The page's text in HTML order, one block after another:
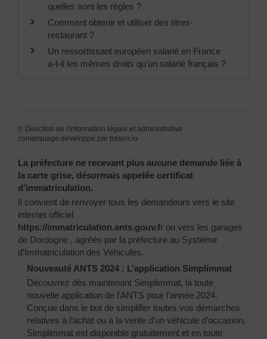
quelles sont les règles ?
Comment obtenir et utiliser des titres-
restaurant ?
Un ressortissant européen salarié en France
a-t-il les mêmes droits qu'un salarié français ?
© Direction de l'information légale et administrative
comarquage developpé par baseo.io
La préfecture ne recevant plus aucune demande liée à
la carte grise, désormais appelée certificat
d’immatriculation.
Il convient de renvoyer tous les demandeurs vers le site
internet officiel
https://immatriculation.ants.gouv.fr ou vers les garages
de Dordogne , agréés par la préfecture au Système
d’Immatriculation des Véhicules.
Nouveauté ANTS 2024 : L’application Simplimmat
Découvrez dès maintenant Simplimmat, la toute
nouvelle application de l’ANTS pour l’année 2024.
Conçue dans le but de simplifier toutes vos démarches
relatives à l’achat ou à la vente d’un véhicule d’occasion,
Simplimmat est disponible gratuitement et en toute